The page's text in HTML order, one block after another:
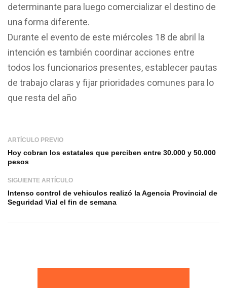
determinante para luego comercializar el destino de
una forma diferente.
Durante el evento de este miércoles 18 de abril la
intención es también coordinar acciones entre
todos los funcionarios presentes, establecer pautas
de trabajo claras y fijar prioridades comunes para lo
que resta del año
ARTÍCULO PREVIO
Hoy cobran los estatales que perciben entre 30.000 y 50.000
pesos
SIGUIENTE ARTÍCULO
Intenso control de vehiculos realizó la Agencia Provincial de
Seguridad Vial el fin de semana